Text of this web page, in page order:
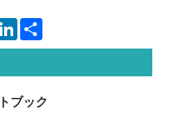
LinkedIn
ブック